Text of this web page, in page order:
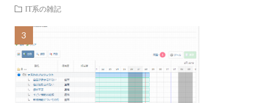
IT系の雑記